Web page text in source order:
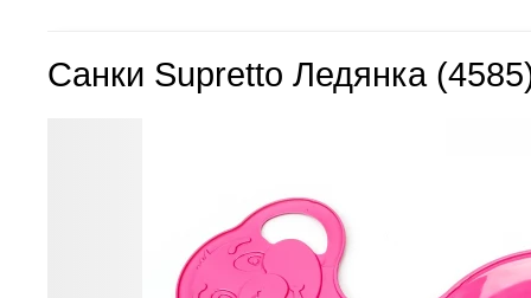
Санки Supretto Ледянка